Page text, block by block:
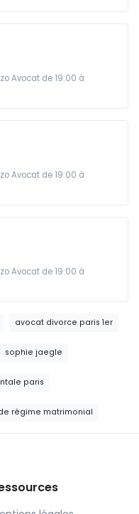
Avocat de 19:00 à
Avocat de 19:00 à
Avocat de 19:00 à
avocat divorce paris 1er
sophie jaegle
paris
régime matrimonial